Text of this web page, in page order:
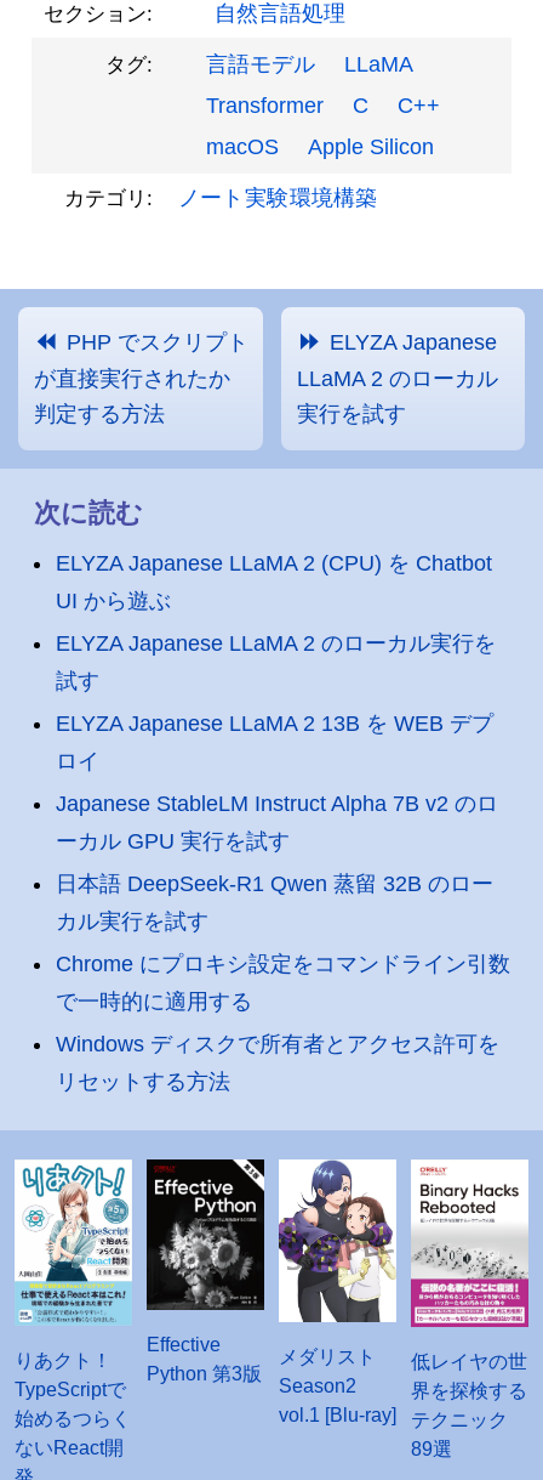
セクション: 自然言語処理
タグ: 言語モデル
LLaMA
Transformer
C
C++
macOS
Apple Silicon
カテゴリ: ノート 実験環境構築
PHP でスクリプト
が直接実行されたか
判定する方法
ELYZA Japanese
LLaMA 2 のローカル
実行を試す
次に読む
ELYZA Japanese LLaMA 2 (CPU) を Chatbot
UI から遊ぶ
ELYZA Japanese LLaMA 2 のローカル実行を
試す
ELYZA Japanese LLaMA 2 13B を WEB デプ
ロイ
Japanese StableLM Instruct Alpha 7B v2 のロ
ーカル GPU 実行を試す
日本語 DeepSeek-R1 Qwen 蒸留 32B のロー
カル実行を試す
Chrome にプロキシ設定をコマンドライン引数
で一時的に適用する
Windows ディスクで所有者とアクセス許可を
リセットする方法
りあクト！
TypeScriptで
始めるつらく
ないReact開
Effective
Python 第3版
メダリスト
Season2
vol.1 [Blu-ray]
低レイヤの世
界を探検する
テクニック
89選